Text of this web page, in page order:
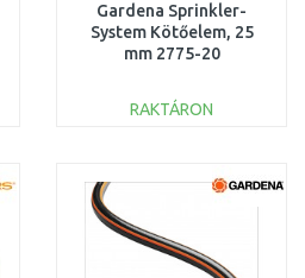
Gardena Sprinkler-
System Kötőelem, 25
mm 2775-20
RAKTÁRON
Összehasonlítás